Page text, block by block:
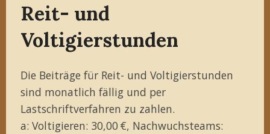
Reit- und
Voltigierstunden
Die Beiträge für Reit- und Voltigierstunden
sind monatlich fällig und per
Lastschriftverfahren zu zahlen.
a: Voltigieren: 30,00 €, Nachwuchsteams: